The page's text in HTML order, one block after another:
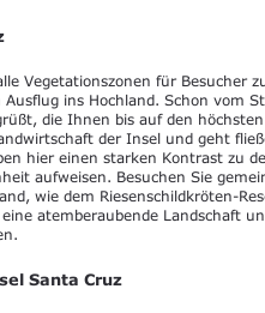
Vegetationszonen für Besucher
ins Hochland. Schon vom
die Ihnen bis auf den
der Insel und geht
hier einen starken Kontrast zu
aufweisen. Besuchen Sie
wie dem Riesenschildkröten-
atemberaubende Landschaft
Santa Cruz